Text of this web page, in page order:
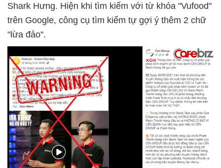
Shark Hưng. Hiện khi tìm kiếm với từ khóa "Vufood"
trên Google, công cụ tìm kiếm tự gợi ý thêm 2 chữ
"lừa đảo".